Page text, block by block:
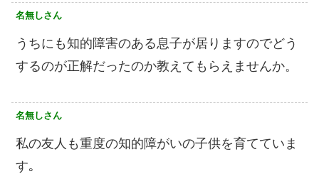
名無しさん
うちにも知的障害のある息子が居りますのでどう
するのが正解だったのか教えてもらえませんか。
名無しさん
私の友人も重度の知的障がいの子供を育てていま
す｡